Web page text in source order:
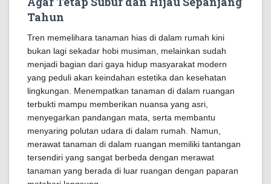
Tahun
Tren memelihara tanaman hias di dalam rumah kini
bukan lagi sekadar hobi musiman, melainkan sudah
menjadi bagian dari gaya hidup masyarakat modern
yang peduli akan keindahan estetika dan kesehatan
lingkungan. Menempatkan tanaman di dalam ruangan
terbukti mampu memberikan nuansa yang asri,
menyegarkan pandangan mata, serta membantu
menyaring polutan udara di dalam rumah. Namun,
merawat tanaman di dalam ruangan memiliki tantangan
tersendiri yang sangat berbeda dengan merawat
tanaman yang berada di luar ruangan dengan paparan